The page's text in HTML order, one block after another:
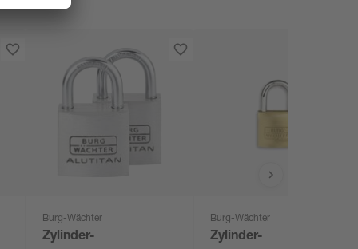
Burg-Wächter
Zylinder-
Burg-Wächter
Zylinder-